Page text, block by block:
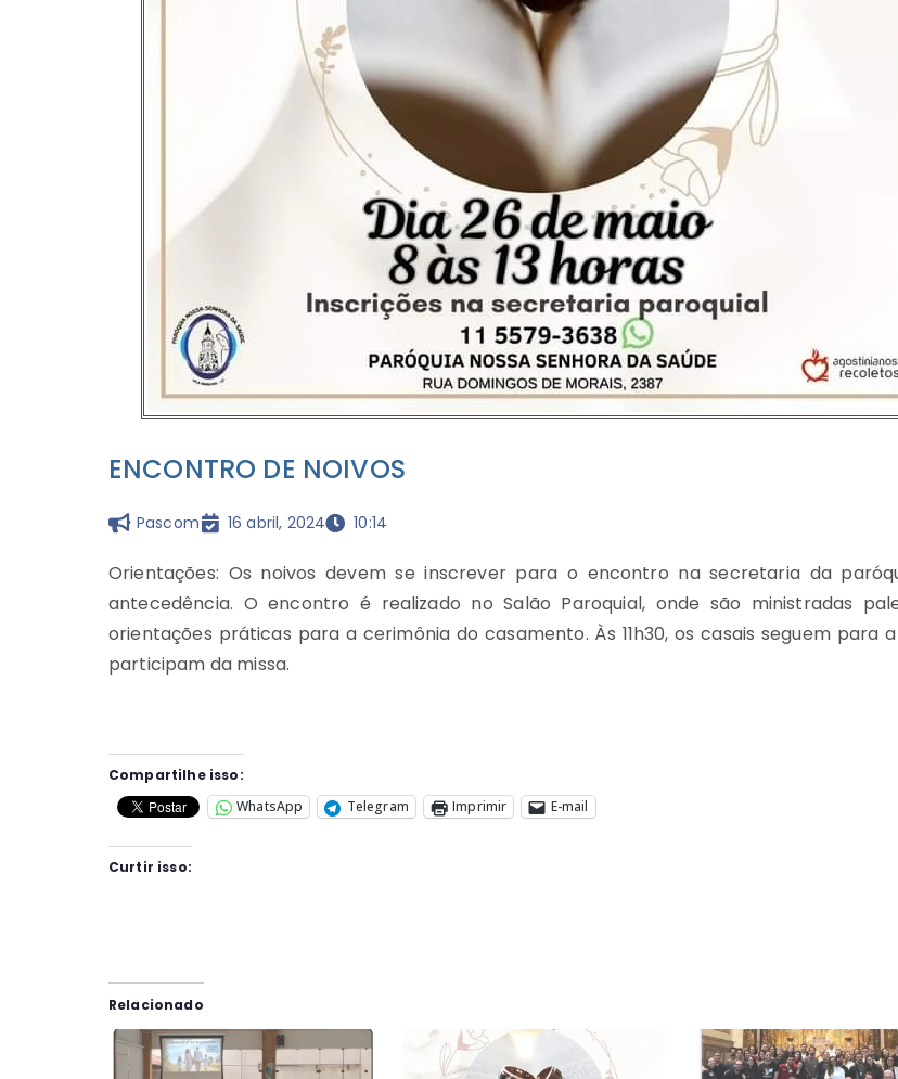
ENCONTRO DE NOIVOS
Pascom 16 abril, 2024 10:14
Orientações: Os noivos devem se inscrever para o encontro na secretaria da
antecedência. O encontro é realizado no Salão Paroquial, onde são ministradas
orientações práticas para a cerimônia do casamento. Às 11h30, os casais seguem para
participam da missa.
Compartilhe isso:
WhatsApp
Telegram Imprimir E-mail
Curtir isso:
Relacionado